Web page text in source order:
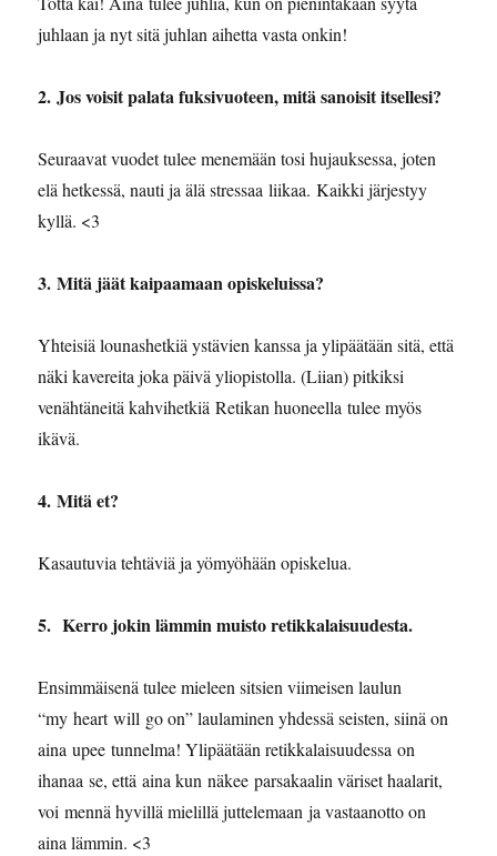
juhlaan ja nyt sitä juhlan aihetta vasta onkin!
2. ⁠⁠Jos voisit palata fuksivuoteen, mitä sanoisit itsellesi?
Seuraavat vuodet tulee menemään tosi hujauksessa, joten
elä hetkessä, nauti ja älä stressaa liikaa. Kaikki järjestyy
kyllä. <3
3. ⁠⁠Mitä jäät kaipaamaan opiskeluissa?
Yhteisiä lounashetkiä ystävien kanssa ja ylipäätään sitä, että
näki kavereita joka päivä yliopistolla. (Liian) pitkiksi
venähtäneitä kahvihetkiä Retikan huoneella tulee myös
ikävä.
4. ⁠⁠Mitä et?
Kasautuvia tehtäviä ja yömyöhään opiskelua.
5. Kerro jokin lämmin muisto retikkalaisuudesta.
Ensimmäisenä tulee mieleen sitsien viimeisen laulun
“my heart will go on” laulaminen yhdessä seisten, siinä on
aina upee tunnelma! Ylipäätään retikkalaisuudessa on
ihanaa se, että aina kun näkee parsakaalin väriset haalarit,
voi mennä hyvillä mielillä juttelemaan ja vastaanotto on
aina lämmin. <3